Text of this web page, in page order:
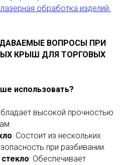
обработка изделий.
ВОПРОСЫ ПРИ
КРЫШ ДЛЯ ТОРГОВЫХ
использовать?
высокой прочностью
: Состоит из нескольких
при разбивании.
: Обеспечивает